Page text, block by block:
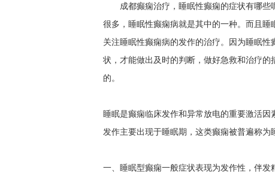
成都癫痫治疗，睡眠性癫痫的症状有哪些
很多，睡眠性癫痫病就是其中的一种。而且
关注睡眠性癫痫病的发作的治疗。因为睡眠
状，才能做出及时的判断，做好急救和治疗
的。
睡眠是癫痫临床发作和异常放电的重要激活
发作主要出现于睡眠期，这类癫痫被普遍称为
一、睡眠型癫痫一般症状表现为发作性，伴发